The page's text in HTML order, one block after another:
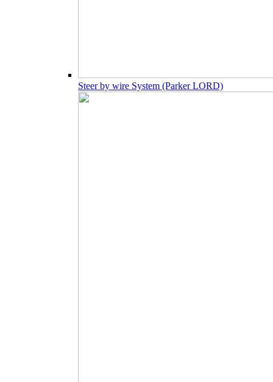
Steer by wire System (Parker LORD)